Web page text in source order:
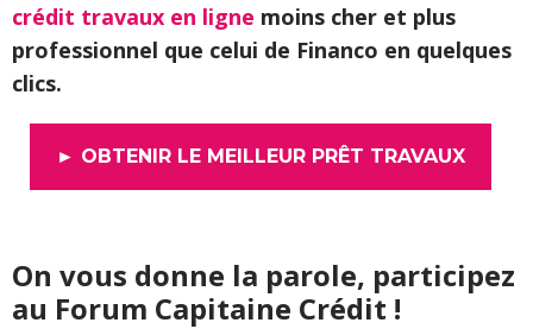
crédit travaux en ligne moins cher et plus
professionnel que celui de Financo en quelques
clics.
► OBTENIR LE MEILLEUR PRÊT TRAVAUX
On vous donne la parole, participez
au Forum Capitaine Crédit !